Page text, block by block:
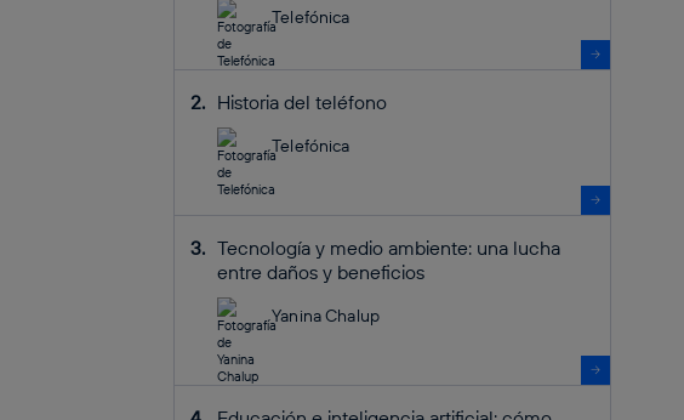
Telefónica
Historia del teléfono
Telefónica
Tecnología y medio ambiente: una lucha
entre daños y beneficios
Yanina Chalup